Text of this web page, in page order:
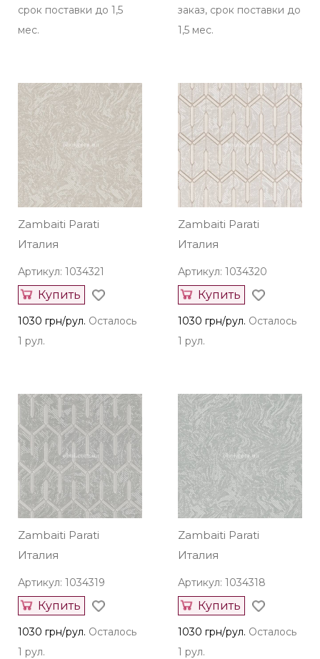
срок поставки до 1,5
мес.
заказ, срок поставки до
1,5 мес.
Zambaiti Parati
Италия
Артикул: 1034321
Купить
1030 грн/рул. Осталось
1 рул.
Zambaiti Parati
Италия
Артикул: 1034320
Купить
1030 грн/рул. Осталось
1 рул.
Zambaiti Parati
Италия
Артикул: 1034319
Купить
1030 грн/рул. Осталось
1 рул.
Zambaiti Parati
Италия
Артикул: 1034318
Купить
1030 грн/рул. Осталось
1 рул.